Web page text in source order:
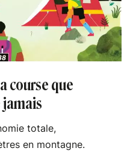
course que
totale,
en montagne.